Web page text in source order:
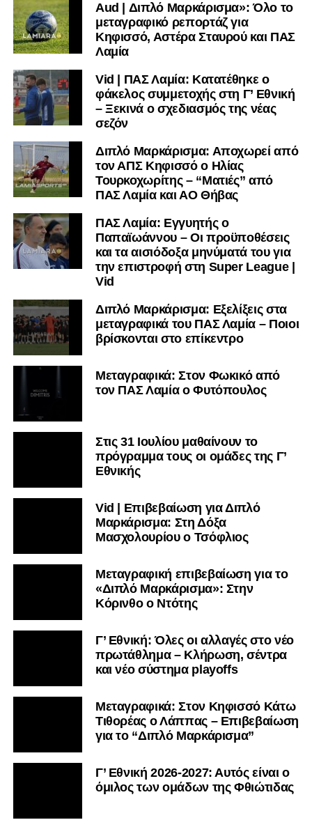
Aud | Διπλό Μαρκάρισμα»: Όλο το
μεταγραφικό ρεπορτάζ για
Κηφισσό, Αστέρα Σταυρού και ΠΑΣ
Λαμία
Vid | ΠΑΣ Λαμία: Κατατέθηκε ο
φάκελος συμμετοχής στη Γ’ Εθνική
– Ξεκινά ο σχεδιασμός της νέας
σεζόν
Διπλό Μαρκάρισμα: Αποχωρεί από
τον ΑΠΣ Κηφισσό ο Ηλίας
Τουρκοχωρίτης – “Ματιές” από
ΠΑΣ Λαμία και ΑΟ Θήβας
ΠΑΣ Λαμία: Εγγυητής ο
Παπαϊωάννου – Οι προϋποθέσεις
και τα αισιόδοξα μηνύματά του για
την επιστροφή στη Super League |
Vid
Διπλό Μαρκάρισμα: Εξελίξεις στα
μεταγραφικά του ΠΑΣ Λαμία – Ποιοι
βρίσκονται στο επίκεντρο
Μεταγραφικά: Στον Φωκικό από
τον ΠΑΣ Λαμία ο Φυτόπουλος
Στις 31 Ιουλίου μαθαίνουν το
πρόγραμμα τους οι ομάδες της Γ’
Εθνικής
Vid | Επιβεβαίωση για Διπλό
Μαρκάρισμα: Στη Δόξα
Μασχολουρίου ο Τσόφλιος
Μεταγραφική επιβεβαίωση για το
«Διπλό Μαρκάρισμα»: Στην
Κόρινθο ο Ντότης
Γ’ Εθνική: Όλες οι αλλαγές στο νέο
πρωτάθλημα – Κλήρωση, σέντρα
και νέο σύστημα playoffs
Μεταγραφικά: Στον Κηφισσό Κάτω
Τιθορέας ο Λάππας – Επιβεβαίωση
για το “Διπλό Μαρκάρισμα”
Γ’ Εθνική 2026-2027: Αυτός είναι ο
όμιλος των ομάδων της Φθιώτιδας